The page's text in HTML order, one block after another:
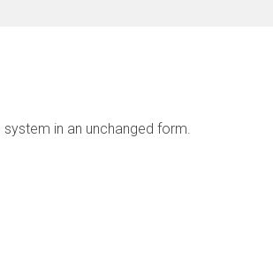
in an unchanged form.